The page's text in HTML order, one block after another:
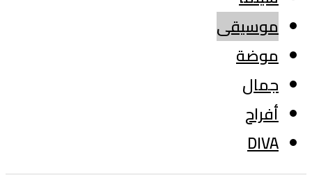
موسيقى
موضة
جمال
أفراح
DIVA